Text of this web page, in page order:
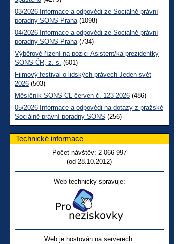
03/2026 Informace a odpovědi ze Sociálně právní
poradny SONS Praha (1098)
04/2026 Informace a odpovědi ze Sociálně právní
poradny SONS Praha (734)
Výběrové řízení na pozici Asistent/ka prezidentky
SONS ČR, z. s. (601)
Filmový festival o lidských právech Jeden svět
2026 (503)
Měsíčník SONS CL červen č. 123 2026 (486)
05/2026 Informace a odpovědi na dotazy z pražské
Sociálně právní poradny SONS (256)
Technické informace
Počet návštěv: 2 066 997
(od 28.10.2012)
Web technicky spravuje:
Web je hostován na serverech: